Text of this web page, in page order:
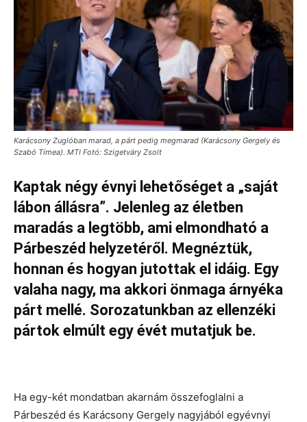
Karácsony Zuglóban marad, a párt pedig megmarad (Karácsony Gergely és
Szabó Tímea). MTI Fotó: Szigetváry Zsolt
Kaptak négy évnyi lehetőséget a „saját
lábon állásra”. Jelenleg az életben
maradás a legtöbb, ami elmondható a
Párbeszéd helyzetéről. Megnéztük,
honnan és hogyan jutottak el idáig. Egy
valaha nagy, ma akkori önmaga árnyéka
párt mellé. Sorozatunkban az ellenzéki
pártok elmúlt egy évét mutatjuk be.
Ha egy-két mondatban akarnám összefoglalni a
Párbeszéd és Karácsony Gergely nagyjából egyévnyi